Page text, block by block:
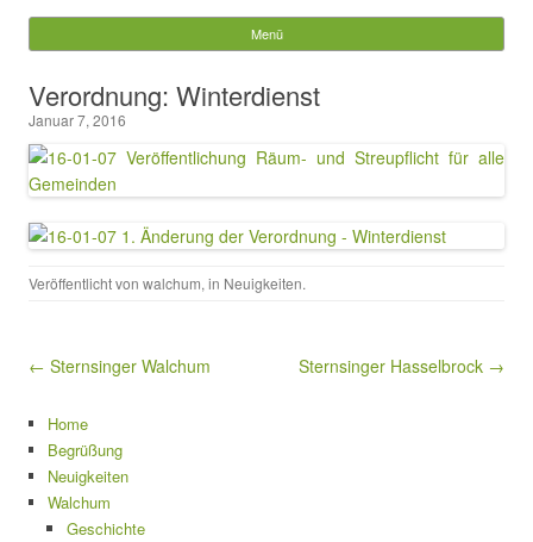
Gemeinde Walchum
nach:
Menü
Verordnung: Winterdienst
Januar 7, 2016
Veröffentlicht von walchum, in Neuigkeiten.
Beitragsnavigation
← Sternsinger Walchum Sternsinger Hasselbrock →
Home
Begrüßung
Neuigkeiten
Walchum
Geschichte